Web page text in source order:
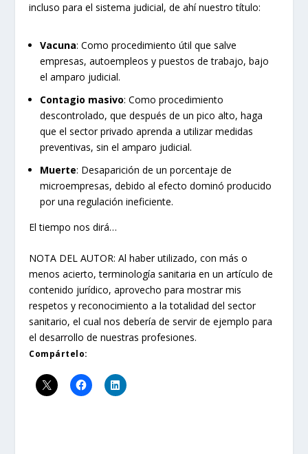
incluso para el sistema judicial, de ahí nuestro título:
Vacuna: Como procedimiento útil que salve
empresas, autoempleos y puestos de trabajo, bajo
el amparo judicial.
Contagio masivo: Como procedimiento
descontrolado, que después de un pico alto, haga
que el sector privado aprenda a utilizar medidas
preventivas, sin el amparo judicial.
Muerte: Desaparición de un porcentaje de
microempresas, debido al efecto dominó producido
por una regulación ineficiente.
El tiempo nos dirá…
NOTA DEL AUTOR: Al haber utilizado, con más o
menos acierto, terminología sanitaria en un artículo de
contenido jurídico, aprovecho para mostrar mis
respetos y reconocimiento a la totalidad del sector
sanitario, el cual nos debería de servir de ejemplo para
el desarrollo de nuestras profesiones.
Compártelo: